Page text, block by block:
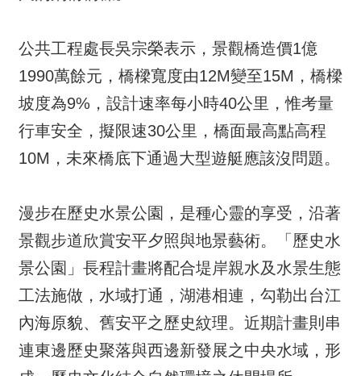
公共工程處長吳宗榮表示，景觀橋造價1億
1990萬餘元，橋樑寬度由12M變至15M，橋樑
坡度為9%，設計速率每小時40公里，惟考量
行車安全，擬限速30公里，橋面最高點高程
10M，未來橋底下通過大型遊艇應該沒問題。
漫步在歷史水景公園，是種心靈的享受，沿著
景觀步道欣賞安平夕照與地景藝術。「歷史水
景公園」長程計畫將配合堤岸親水及水景生態
工法施做，水域打通，湖港相連，勾勒出台江
內海原貌、舊安平之歷史紋理。近期計畫則串
連東邊歷史聚落與西邊新發展之中央水域，形